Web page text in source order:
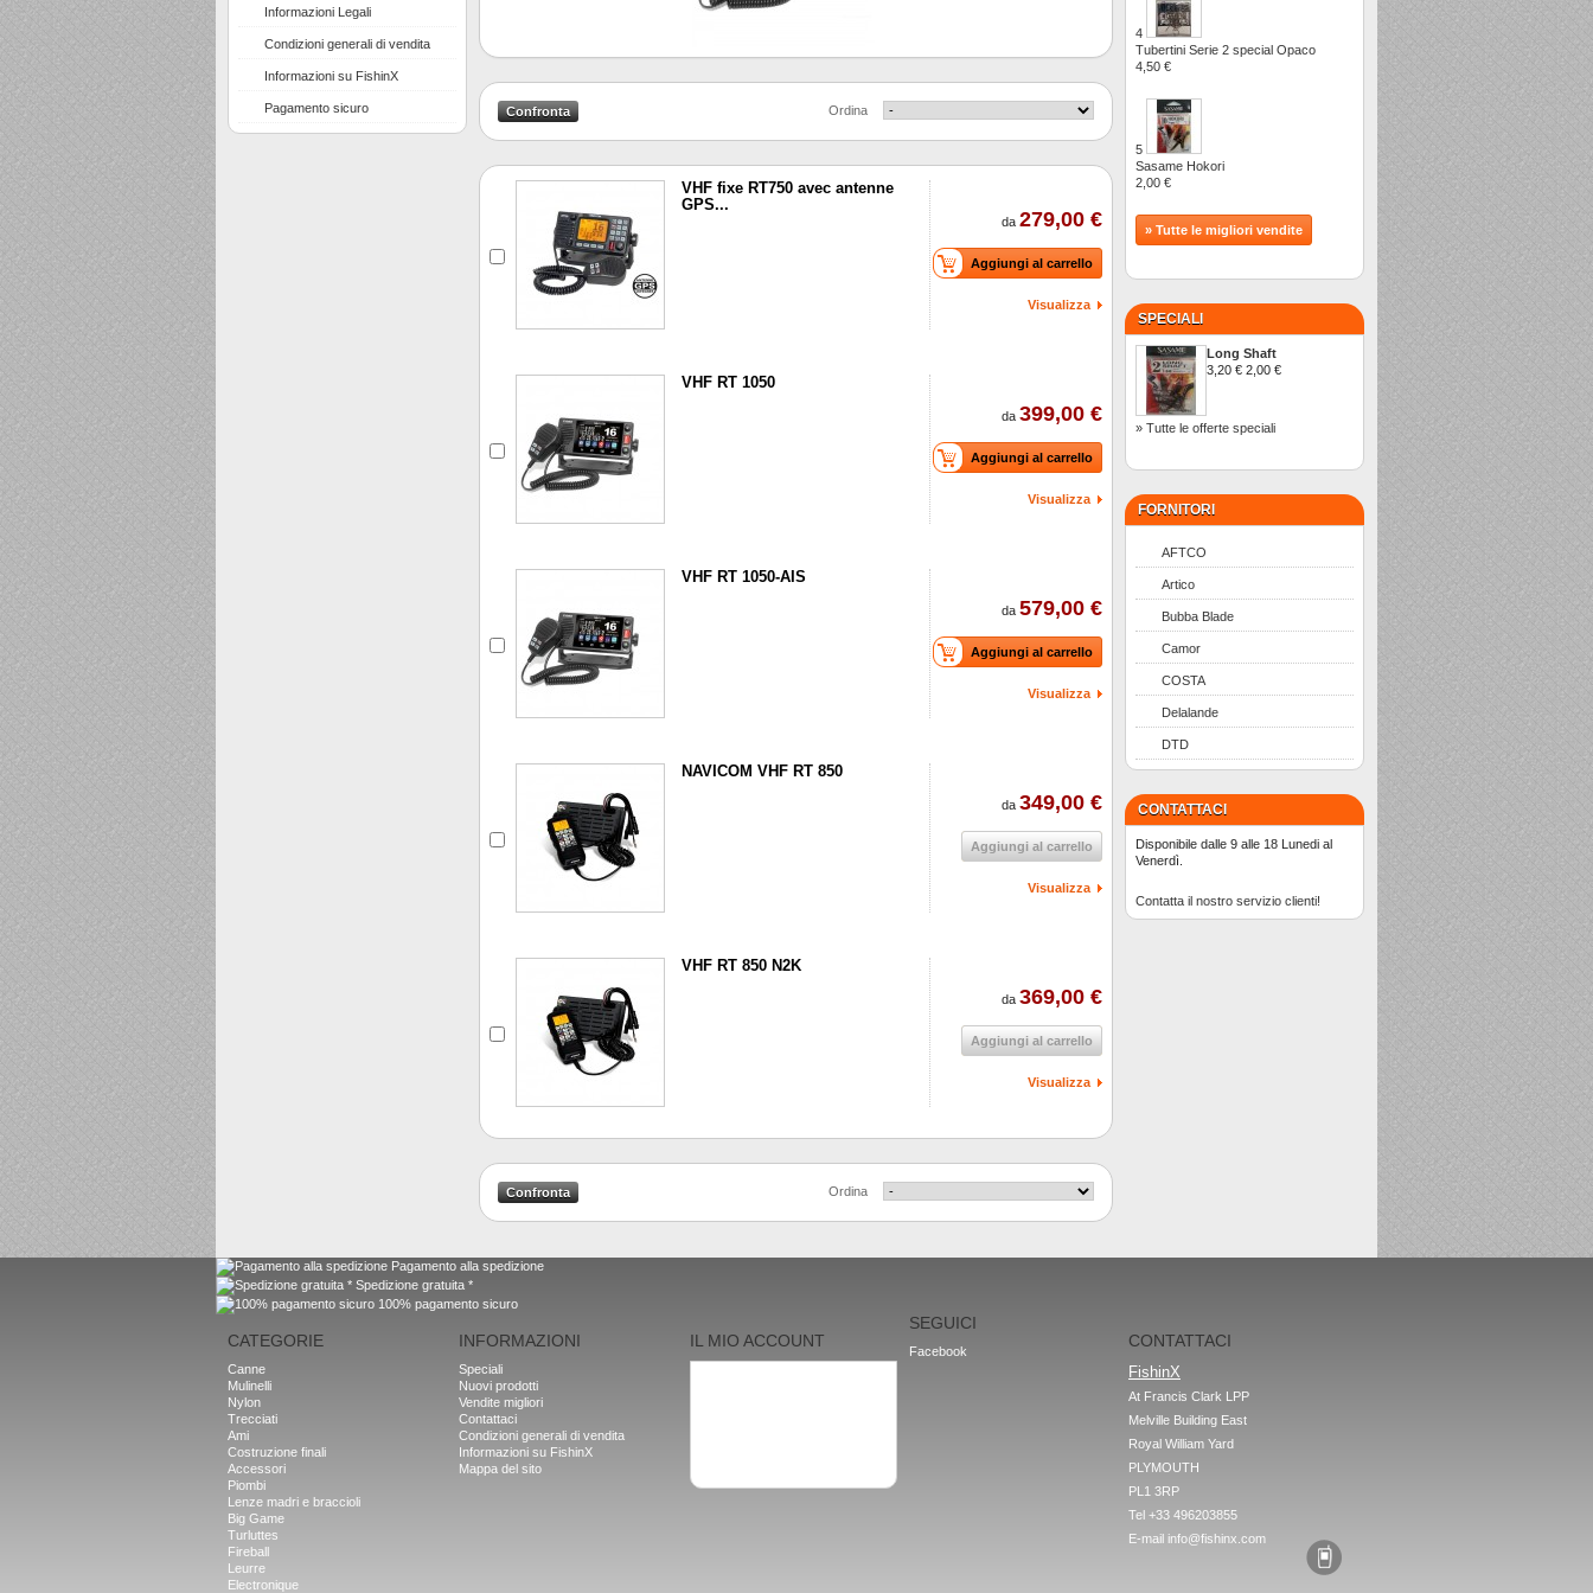
Informazioni Legali
Condizioni generali di vendita
Informazioni su FishinX
Pagamento sicuro Ordina
VHF fixe RT750 avec antenne
GPS...
da 279,00 €
Aggiungi al carrello
Visualizza
VHF RT 1050
da 399,00 €
Aggiungi al carrello
Visualizza
VHF RT 1050-AIS
da 579,00 €
Aggiungi al carrello
Visualizza
NAVICOM VHF RT 850
da 349,00 €
Aggiungi al carrello
Visualizza
VHF RT 850 N2K
da 369,00 €
Aggiungi al carrello
Visualizza
Ordina
4
Tubertini Serie 2 special Opaco
4,50 €
5
Sasame Hokori
2,00 €
» Tutte le migliori vendite
SPECIALI
Long Shaft
3,20 € 2,00 €
» Tutte le offerte speciali
FORNITORI
AFTCO
Artico
Bubba Blade
Camor
COSTA
Delalande
DTD
CONTATTACI
Disponibile dalle 9 alle 18 Lunedi al
Venerdì.
Contatta il nostro servizio clienti!
Pagamento alla spedizione
Spedizione gratuita *
100% pagamento sicuro
CATEGORIE
Canne
Mulinelli
Nylon
Trecciati
Ami
Costruzione finali
Accessori
Piombi
Lenze madri e braccioli
Big Game
Turluttes
Fireball
Leurre
Electronique
INFORMAZIONI
Speciali
Nuovi prodotti
Vendite migliori
Contattaci
Condizioni generali di vendita
Informazioni su FishinX
Mappa del sito
IL MIO ACCOUNT
SEGUICI
Facebook
CONTATTACI
FishinX
At Francis Clark LPP
Melville Building East
Royal William Yard
PLYMOUTH
PL1 3RP
Tel +33 496203855
E-mail info@fishinx.com